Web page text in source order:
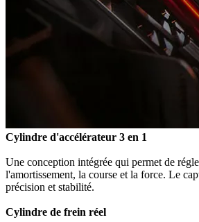
Cylindre d'accélérateur 3 en 1
Une conception intégrée qui permet de
l'amortissement, la course et la force. Le
précision et stabilité.
Cylindre de frein réel